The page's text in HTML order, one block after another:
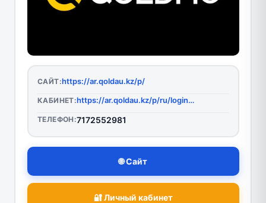
САЙТ:https://ar.qoldau.kz/p/
КАБИНЕТ: https://ar.qoldau.kz/p/ru/login-type
ТЕЛЕФОН:7172552981
🌐 Сайт
🔐 Личный кабинет